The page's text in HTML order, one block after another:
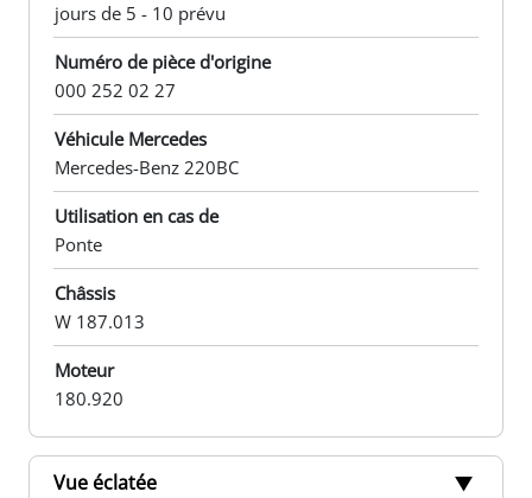
jours de 5 - 10 prévu
Numéro de pièce d'origine
000 252 02 27
Véhicule Mercedes
Mercedes-Benz 220BC
Utilisation en cas de
Ponte
Châssis
W 187.013
Moteur
180.920
Vue éclatée